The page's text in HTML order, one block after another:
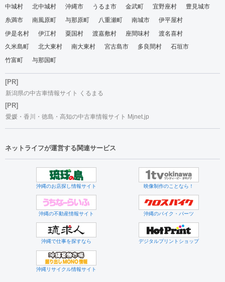
中城村
北中城村 沖縄市 うるま市 金武町 宜野座村
豊見城市
糸満市
南風原町 与那原町 八重瀬町 南城市
伊平屋村
伊是名村
伊江村 粟国村 渡嘉敷村 座間味村
渡名喜村
久米島町
北大東村 南大東村 宮古島市 多良間村
石垣市
竹富町
与那国町
[PR]
新潟県の中古車情報サイト くるまる
[PR]
愛媛・香川・徳島・高知の中古車情報サイト Mjnet.jp
ネットライフが運営する関連サービス
沖縄のお店探し情報サイト 映像制作のことなら！
沖縄の不動産情報サイト 沖縄のバイク・パーツ
沖縄で仕事を探すなら デジタルプリントショップ
沖縄リサイクル情報サイト